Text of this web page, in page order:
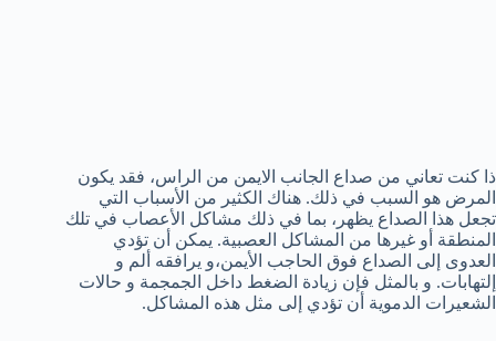
ذا كنت تعاني من صداع الجانب الايمن من الراس، فقد يكون
المرض هو السبب في ذلك. هناك الكثير من الأسباب التي
تجعل هذا الصداع يظهر، بما في ذلك مشاكل الأعصاب في تلك
المنطقة أو غيرها من المشاكل العصبية. يمكن أن تؤدي
العدوى إلى الصداع فوق الحاجب الأيمن،و يرافقه ألم و
إلتهابات. و بالمثل فإن زيادة الضغط داخل الجمجمة و حالات
الشعيرات الدموية أن تؤدي إلى مثل هذه المشاكل.